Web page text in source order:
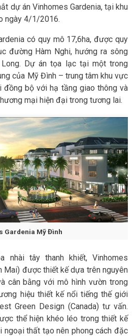
dự án Vinhomes Gardenia, tại khu
ngày 4/1/2016.
có quy mô 17,6ha, được quy
đường Hàm Nghi, hướng ra sông
Dự án tọa lạc tại một trong
của Mỹ Đình – trung tâm khu vực
đồng bộ với hạ tầng giao thông và
mại hiện đại trong tương lai.
Gardenia Mỹ Đình
nhài tây thanh khiết, Vinhomes
Mai) được thiết kế dựa trên nguyên
cân bằng với mô hình vườn trong
hiệu thiết kế nổi tiếng thế giới
Green Design (Canada) tư vấn.
thể hiện khéo léo trong thiết kế
ngoại thất tạo nên phong cách đặc